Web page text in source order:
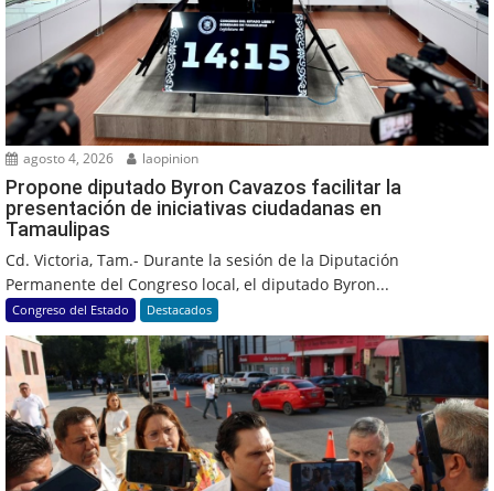
agosto 4, 2026 laopinion
Propone diputado Byron Cavazos facilitar la
presentación de iniciativas ciudadanas en
Tamaulipas
Cd. Victoria, Tam.- Durante la sesión de la Diputación
Permanente del Congreso local, el diputado Byron...
Congreso del Estado Destacados